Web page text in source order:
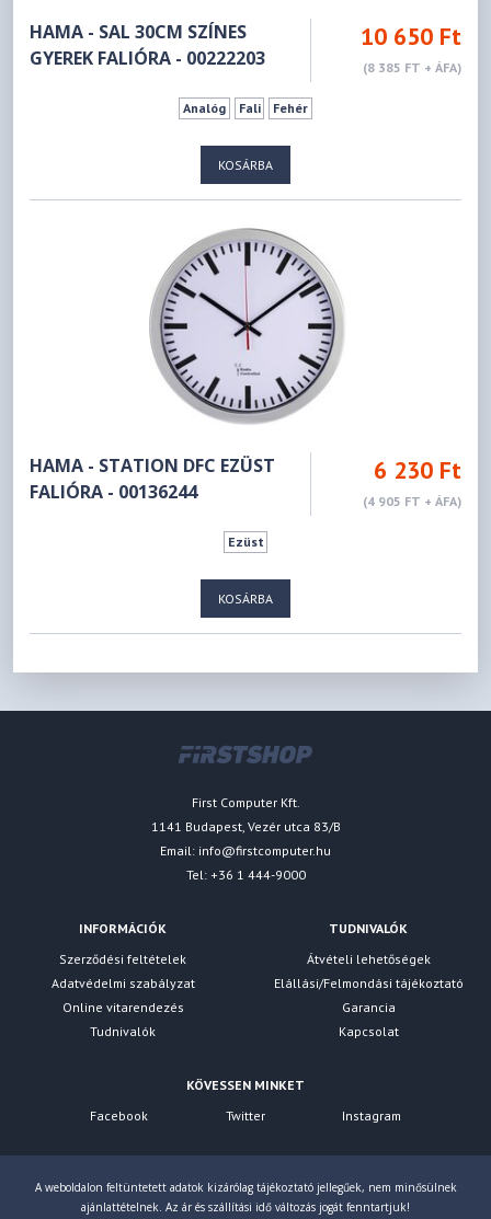
HAMA - SAL 30CM SZÍNES
GYEREK FALIÓRA - 00222203
10 650 Ft
(8 385 FT + ÁFA)
Analóg Fali Fehér
KOSÁRBA
HAMA - STATION DFC EZÜST
FALIÓRA - 00136244
6 230 Ft
(4 905 FT + ÁFA)
Ezüst
KOSÁRBA
First Computer Kft.
1141 Budapest, Vezér utca 83/B
Email: info@firstcomputer.hu
Tel: +36 1 444-9000
INFORMÁCIÓK
Szerződési feltételek
Adatvédelmi szabályzat
Online vitarendezés
Tudnivalók
TUDNIVALÓK
Átvételi lehetőségek
Elállási/Felmondási tájékoztató
Garancia
Kapcsolat
KÖVESSEN MINKET
Facebook
Twitter Instagram
A weboldalon feltüntetett adatok kizárólag tájékoztató jellegűek, nem minősülnek
ajánlattételnek. Az ár és szállítási idő változás jogát fenntartjuk!